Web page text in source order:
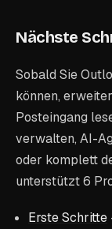
Nächste
Sobald Sie
können,
Posteingang
verwalten, AI-
oder komplett
unterstützt 6
Erste Schritte